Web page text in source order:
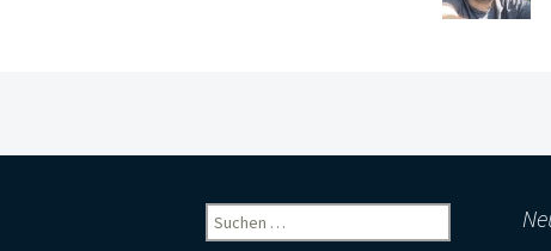
Suchen
nach: